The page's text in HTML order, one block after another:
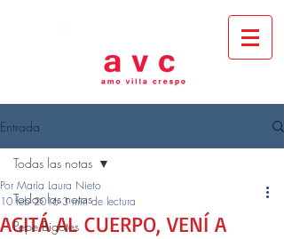
Entrada
Todas las notas
Pepe Bigotes
Todas las notas
AGITÁ AL CUERPO, VENÍ A
Por María Laura Nieto
10 feb 2016 3 min de lectura